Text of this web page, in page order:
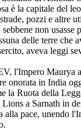
è la capitale del
pozzi e altre
non usasse
delle terre che
aveva leggi
l'Impero Maurya
onorata in India
la Ruota della
a Sarnath in
alla pace, unendo